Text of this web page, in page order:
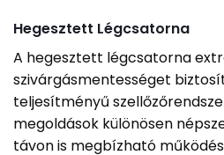
Hegesztett Légcsatorna
A hegesztett légcsatorna
szivárgásmentességet
teljesítményű
megoldások különösen
távon is megbízható